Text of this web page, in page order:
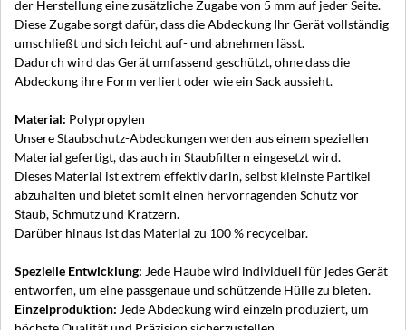
der Herstellung eine zusätzliche Zugabe von 5 mm auf jeder Seite.
Diese Zugabe sorgt dafür, dass die Abdeckung Ihr Gerät vollständig
umschließt und sich leicht auf- und abnehmen lässt.
Dadurch wird das Gerät umfassend geschützt, ohne dass die
Abdeckung ihre Form verliert oder wie ein Sack aussieht.
Material: Polypropylen
Unsere Staubschutz-Abdeckungen werden aus einem speziellen
Material gefertigt, das auch in Staubfiltern eingesetzt wird.
Dieses Material ist extrem effektiv darin, selbst kleinste Partikel
abzuhalten und bietet somit einen hervorragenden Schutz vor
Staub, Schmutz und Kratzern.
Darüber hinaus ist das Material zu 100 % recycelbar.
Spezielle Entwicklung: Jede Haube wird individuell für jedes Gerät
entworfen, um eine passgenaue und schützende Hülle zu bieten.
Einzelproduktion: Jede Abdeckung wird einzeln produziert, um